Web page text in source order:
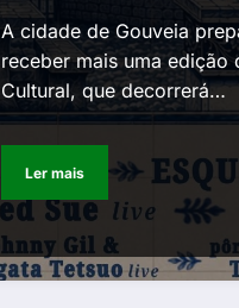
A cidade de Gouveia
receber mais uma edição
Cultural, que decorrerá…
Ler mais